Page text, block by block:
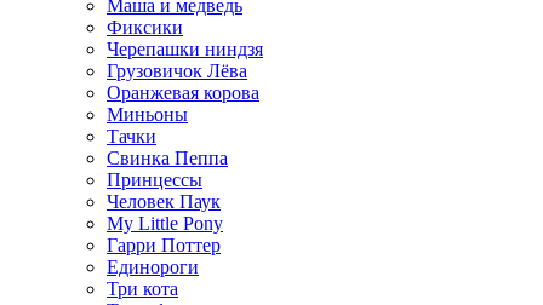
Маша и медведь
Фиксики
Черепашки ниндзя
Грузовичок Лёва
Оранжевая корова
Миньоны
Тачки
Свинка Пеппа
Принцессы
Человек Паук
My Little Pony
Гарри Поттер
Единороги
Три кота